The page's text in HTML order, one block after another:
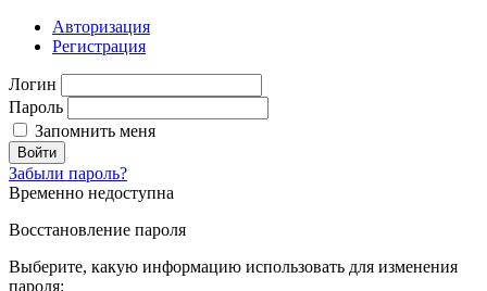
Авторизация
Регистрация
Логин
Пароль
Запомнить меня
Войти
Забыли пароль?
Временно недоступна
Восстановление пароля
Выберите, какую информацию использовать для изменения
пароля: